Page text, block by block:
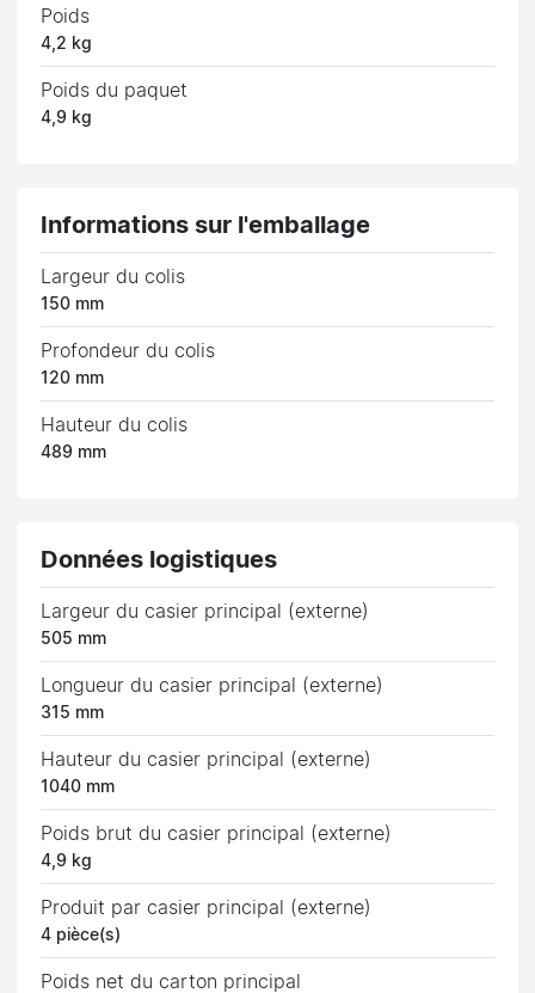
Poids
4,2 kg
Poids du paquet
4,9 kg
Informations sur l'emballage
Largeur du colis
150 mm
Profondeur du colis
120 mm
Hauteur du colis
489 mm
Données logistiques
Largeur du casier principal (externe)
505 mm
Longueur du casier principal (externe)
315 mm
Hauteur du casier principal (externe)
1040 mm
Poids brut du casier principal (externe)
4,9 kg
Produit par casier principal (externe)
4 pièce(s)
Poids net du carton principal